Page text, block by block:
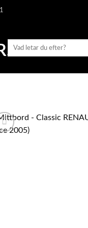
Sök
efter: